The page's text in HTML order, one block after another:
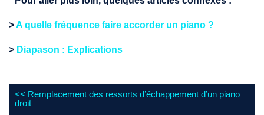
>A quelle fréquence faire accorder un piano ?
> Diapason : Explications
<< Remplacement des ressorts d’échappement d’un piano
droit